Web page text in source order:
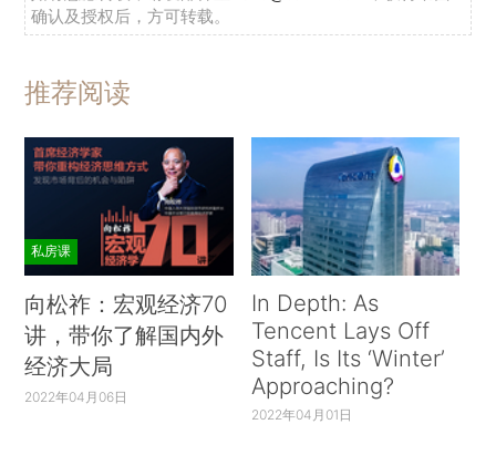
确认及授权后，方可转载。
推荐阅读
私房课
向松祚：宏观经济70
讲，带你了解国内外
经济大局
2022年04月06日
In Depth: As
Tencent Lays Off
Staff, Is Its ‘Winter’
Approaching?
2022年04月01日